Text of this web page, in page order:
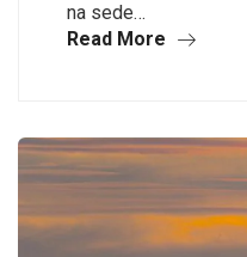
na sede…
Read More